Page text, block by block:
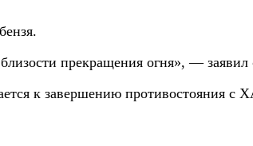
прекращения огня», — заявил
к завершению противостояния